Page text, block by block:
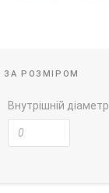
ЗА РОЗМІРОМ
Внутрішній діаметр